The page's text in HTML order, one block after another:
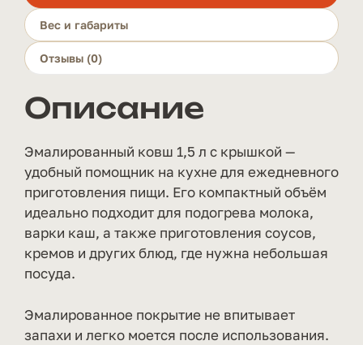
л
Вес и габариты
Отзывы (0)
Описание
Эмалированный ковш 1,5 л с крышкой —
удобный помощник на кухне для ежедневного
приготовления пищи. Его компактный объём
идеально подходит для подогрева молока,
варки каш, а также приготовления соусов,
кремов и других блюд, где нужна небольшая
посуда.
Эмалированное покрытие не впитывает
запахи и легко моется после использования.